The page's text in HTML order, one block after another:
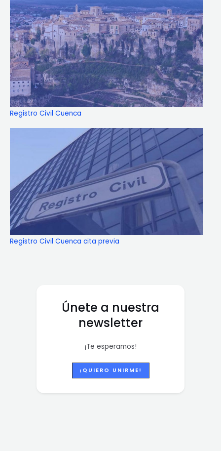
Registro Civil Cuenca
Registro Civil Cuenca cita previa
Únete a nuestra
newsletter
¡Te esperamos!
¡QUIERO UNIRME!